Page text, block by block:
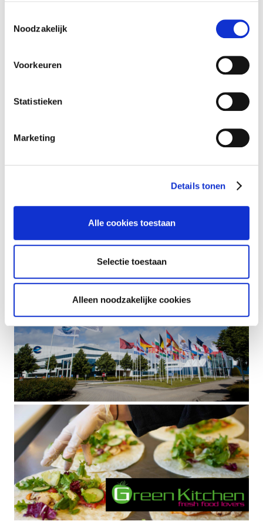
Noodzakelijk
Voorkeuren
Statistieken
Marketing
Details tonen
Alle cookies toestaan
Selectie toestaan
Alleen noodzakelijke cookies
EUROCONTROL selects Green Kitchen for its catering
services in Belgium